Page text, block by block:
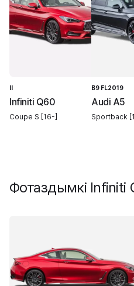
II
Infiniti Q60
Coupe S [16-]
B9 FL2019
Audi A5
Sportback
ФотаздымкіInfiniti